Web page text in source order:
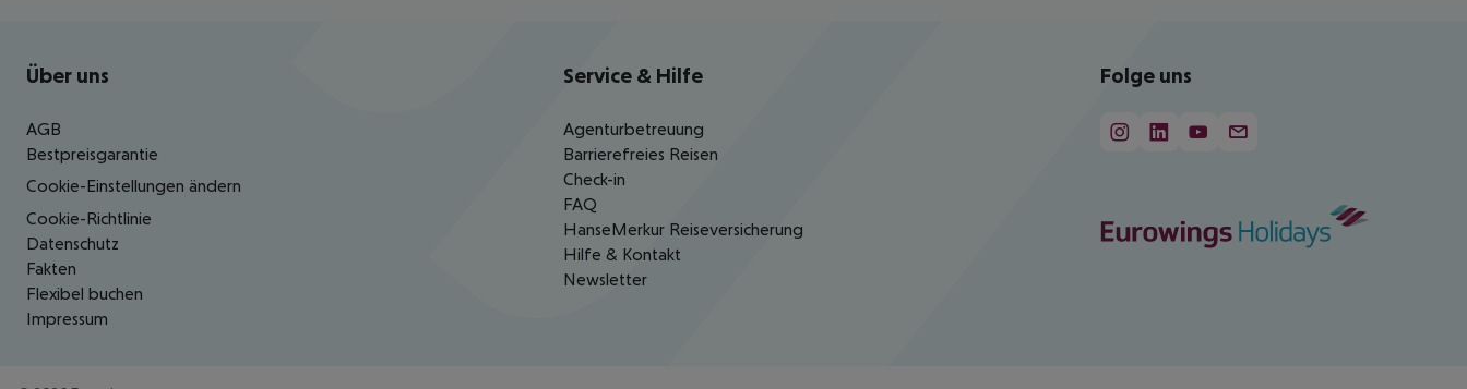
Footer navigation
Über uns
AGB
Bestpreisgarantie
Cookie-Einstellungen ändern
Cookie-Richtlinie
Datenschutz
Fakten
Flexibel buchen
Impressum
Service & Hilfe
Agenturbetreuung
Barrierefreies Reisen
Check-in
FAQ
HanseMerkur Reiseversicherung
Hilfe & Kontakt
Newsletter
Folge uns